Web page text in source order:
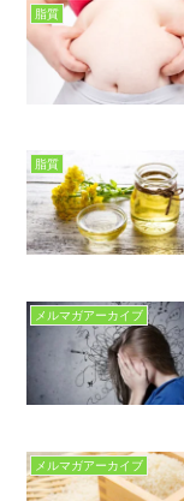
脂質
脂質
メルマガアーカイブ
メルマガアーカイブ